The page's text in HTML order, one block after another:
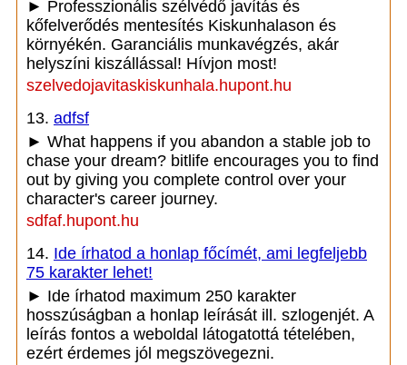
► Professzionális szélvédő javítás és
kőfelverődés mentesítés Kiskunhalason és
környékén. Garanciális munkavégzés, akár
helyszíni kiszállással! Hívjon most!
szelvedojavitaskiskunhala.hupont.hu
13. adfsf
► What happens if you abandon a stable job to
chase your dream? bitlife encourages you to find
out by giving you complete control over your
character's career journey.
sdfaf.hupont.hu
14. Ide írhatod a honlap főcímét, ami legfeljebb
75 karakter lehet!
► Ide írhatod maximum 250 karakter
hosszúságban a honlap leírását ill. szlogenjét. A
leírás fontos a weboldal látogatottá tételében,
ezért érdemes jól megszövegezni.